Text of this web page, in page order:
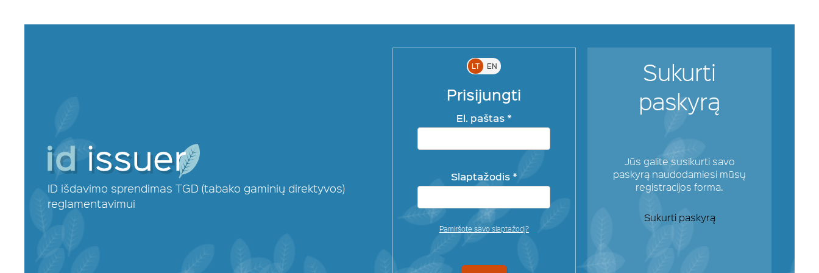
ID išdavimo sprendimas TGD (tabako gaminių direktyvos)
reglamentavimui
LT EN
Prisijungti
El. paštas *
Slaptažodis *
Pamiršote savo slaptažodį?
Sukurti
paskyrą
Jūs galite susikurti savo
paskyrą naudodamiesi mūsų
registracijos forma.
Sukurti paskyrą